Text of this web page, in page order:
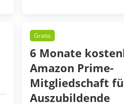
Gratis
6 Monate
Amazon Prime-
Mitgliedschaft
Auszubildende